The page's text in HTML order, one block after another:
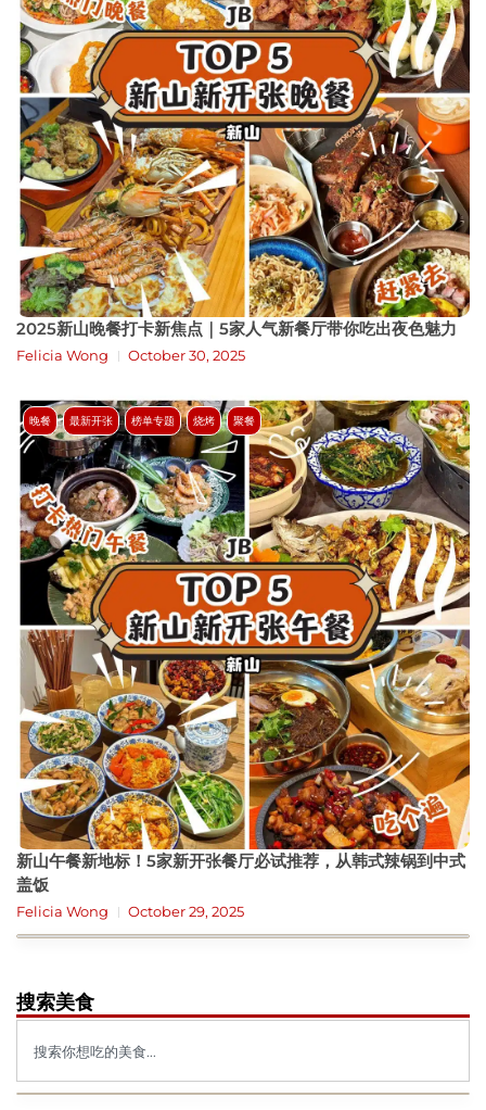
2025新山晚餐打卡新焦点｜5家人气新餐厅带你吃出夜色魅力
Felicia Wong October 30, 2025
新山午餐新地标！5家新开张餐厅必试推荐，从韩式辣锅到中式
盖饭
Felicia Wong October 29, 2025
晚餐 最新开张 榜单专题 烧烤 聚餐
搜索美食